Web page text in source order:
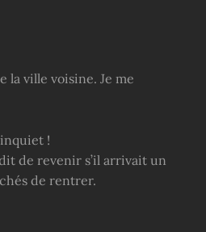
la ville voisine. Je me
inquiet !
de revenir s’il arrivait un
de rentrer.